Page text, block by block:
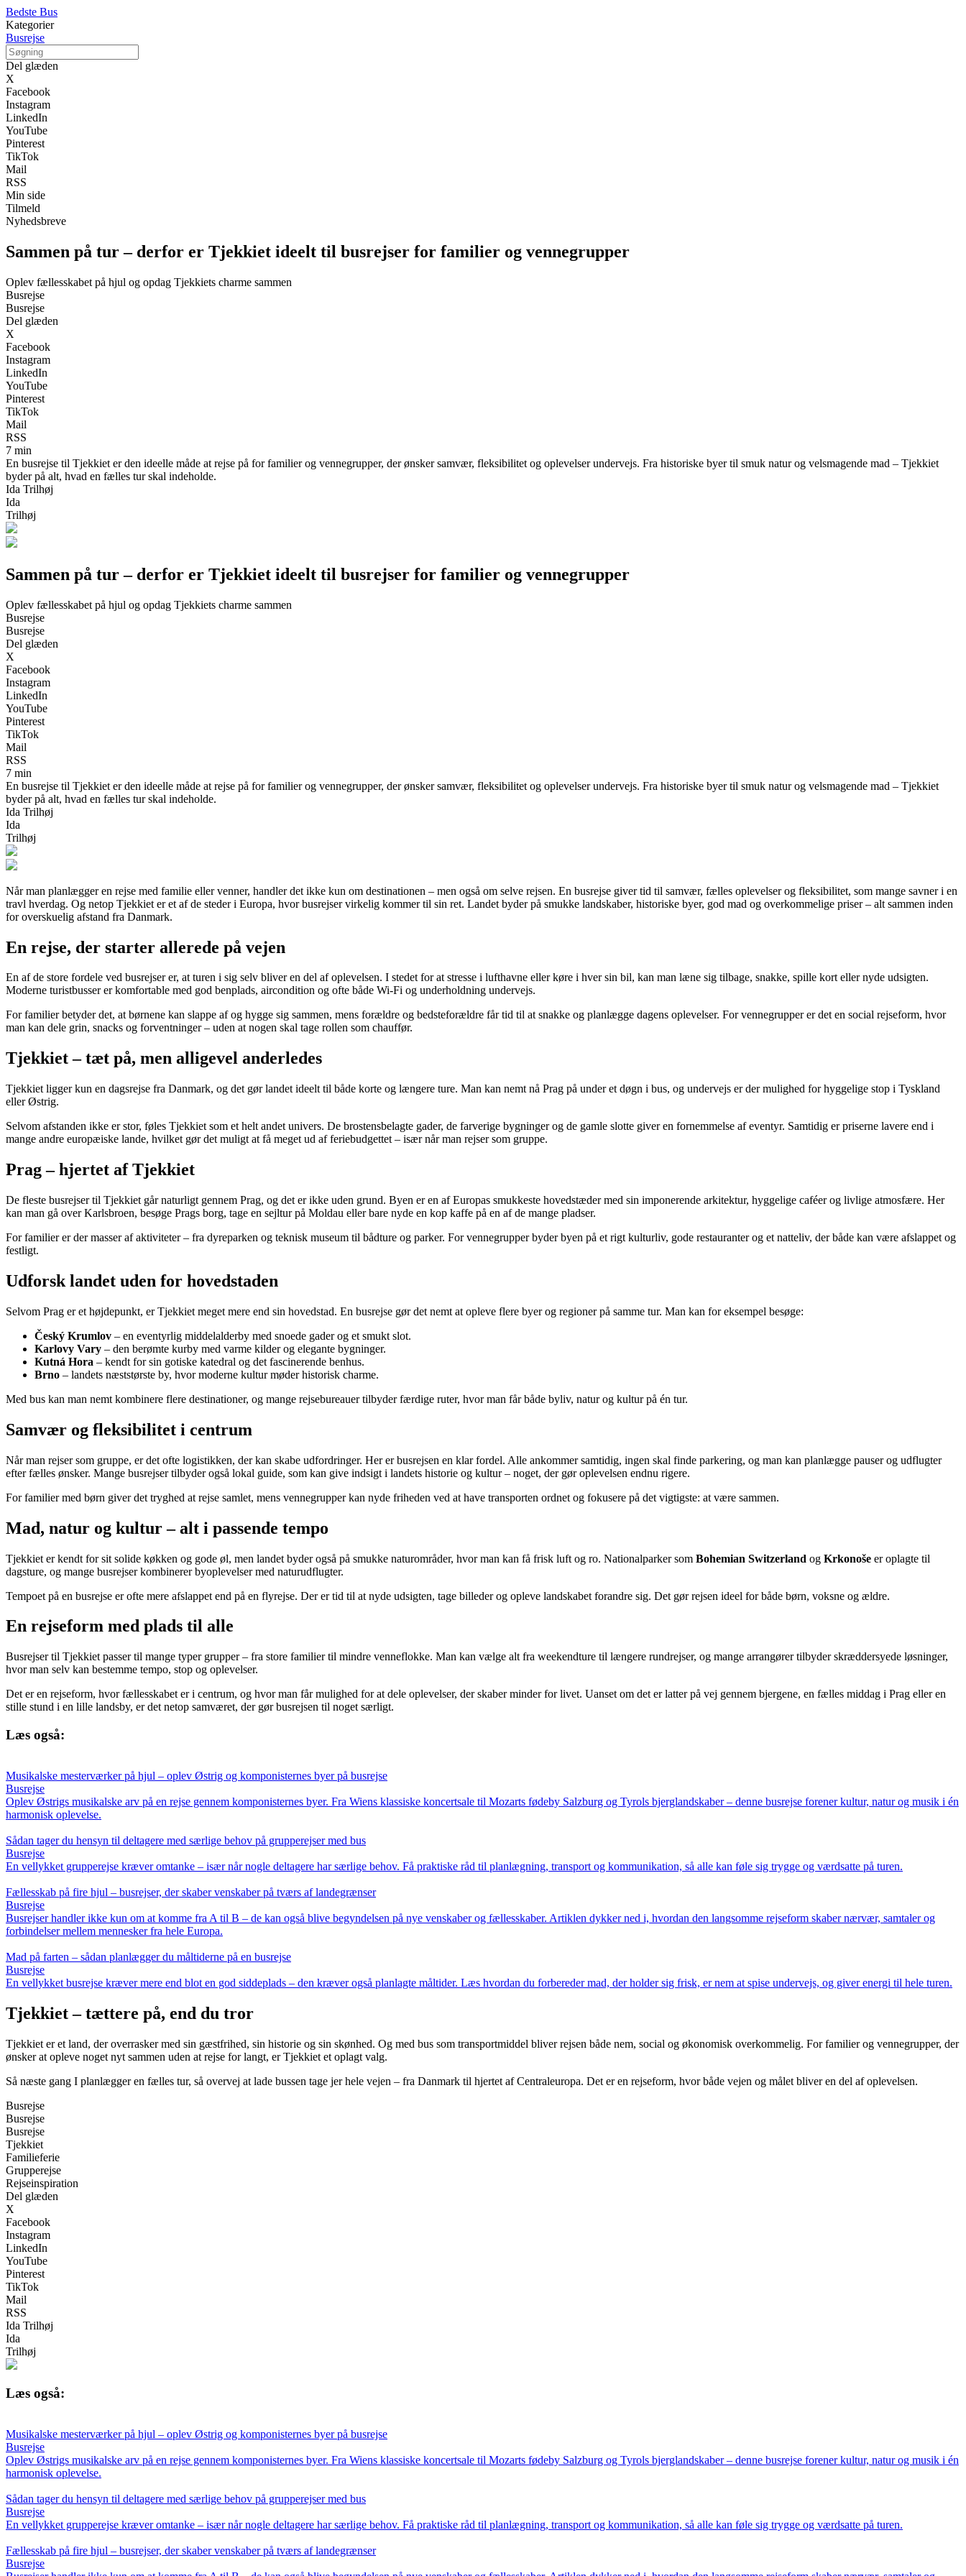
Bedste Bus
Kategorier
Busrejse
Del glæden
X
Facebook
Instagram
LinkedIn
YouTube
Pinterest
TikTok
Mail
RSS
Min side
Tilmeld
Nyhedsbreve
Sammen på tur – derfor er Tjekkiet ideelt til busrejser for familier og vennegrupper
Oplev fællesskabet på hjul og opdag Tjekkiets charme sammen
Busrejse
Busrejse
Del glæden
X
Facebook
Instagram
LinkedIn
YouTube
Pinterest
TikTok
Mail
RSS
7 min
En busrejse til Tjekkiet er den ideelle måde at rejse på for familier og vennegrupper, der ønsker samvær, fleksibilitet og oplevelser undervejs. Fra historiske byer til smuk natur og velsmagende mad – Tjekkiet
byder på alt, hvad en fælles tur skal indeholde.
Ida Trilhøj
Ida
Trilhøj
Sammen på tur – derfor er Tjekkiet ideelt til busrejser for familier og vennegrupper
Oplev fællesskabet på hjul og opdag Tjekkiets charme sammen
Busrejse
Busrejse
Del glæden
X
Facebook
Instagram
LinkedIn
YouTube
Pinterest
TikTok
Mail
RSS
7 min
En busrejse til Tjekkiet er den ideelle måde at rejse på for familier og vennegrupper, der ønsker samvær, fleksibilitet og oplevelser undervejs. Fra historiske byer til smuk natur og velsmagende mad – Tjekkiet
byder på alt, hvad en fælles tur skal indeholde.
Ida Trilhøj
Ida
Trilhøj
Når man planlægger en rejse med familie eller venner, handler det ikke kun om destinationen – men også om selve rejsen. En busrejse giver tid til samvær, fælles oplevelser og fleksibilitet, som mange savner i en
travl hverdag. Og netop Tjekkiet er et af de steder i Europa, hvor busrejser virkelig kommer til sin ret. Landet byder på smukke landskaber, historiske byer, god mad og overkommelige priser – alt sammen inden
for overskuelig afstand fra Danmark.
En rejse, der starter allerede på vejen
En af de store fordele ved busrejser er, at turen i sig selv bliver en del af oplevelsen. I stedet for at stresse i lufthavne eller køre i hver sin bil, kan man læne sig tilbage, snakke, spille kort eller nyde udsigten.
Moderne turistbusser er komfortable med god benplads, aircondition og ofte både Wi-Fi og underholdning undervejs.
For familier betyder det, at børnene kan slappe af og hygge sig sammen, mens forældre og bedsteforældre får tid til at snakke og planlægge dagens oplevelser. For vennegrupper er det en social rejseform, hvor
man kan dele grin, snacks og forventninger – uden at nogen skal tage rollen som chauffør.
Tjekkiet – tæt på, men alligevel anderledes
Tjekkiet ligger kun en dagsrejse fra Danmark, og det gør landet ideelt til både korte og længere ture. Man kan nemt nå Prag på under et døgn i bus, og undervejs er der mulighed for hyggelige stop i Tyskland
eller Østrig.
Selvom afstanden ikke er stor, føles Tjekkiet som et helt andet univers. De brostensbelagte gader, de farverige bygninger og de gamle slotte giver en fornemmelse af eventyr. Samtidig er priserne lavere end i
mange andre europæiske lande, hvilket gør det muligt at få meget ud af feriebudgettet – især når man rejser som gruppe.
Prag – hjertet af Tjekkiet
De fleste busrejser til Tjekkiet går naturligt gennem Prag, og det er ikke uden grund. Byen er en af Europas smukkeste hovedstæder med sin imponerende arkitektur, hyggelige caféer og livlige atmosfære. Her
kan man gå over Karlsbroen, besøge Prags borg, tage en sejltur på Moldau eller bare nyde en kop kaffe på en af de mange pladser.
For familier er der masser af aktiviteter – fra dyreparken og teknisk museum til bådture og parker. For vennegrupper byder byen på et rigt kulturliv, gode restauranter og et natteliv, der både kan være afslappet og
festligt.
Udforsk landet uden for hovedstaden
Selvom Prag er et højdepunkt, er Tjekkiet meget mere end sin hovedstad. En busrejse gør det nemt at opleve flere byer og regioner på samme tur. Man kan for eksempel besøge:
Český Krumlov – en eventyrlig middelalderby med snoede gader og et smukt slot.
Karlovy Vary – den berømte kurby med varme kilder og elegante bygninger.
Kutná Hora – kendt for sin gotiske katedral og det fascinerende benhus.
Brno – landets næststørste by, hvor moderne kultur møder historisk charme.
Med bus kan man nemt kombinere flere destinationer, og mange rejsebureauer tilbyder færdige ruter, hvor man får både byliv, natur og kultur på én tur.
Samvær og fleksibilitet i centrum
Når man rejser som gruppe, er det ofte logistikken, der kan skabe udfordringer. Her er busrejsen en klar fordel. Alle ankommer samtidig, ingen skal finde parkering, og man kan planlægge pauser og udflugter
efter fælles ønsker. Mange busrejser tilbyder også lokal guide, som kan give indsigt i landets historie og kultur – noget, der gør oplevelsen endnu rigere.
For familier med børn giver det tryghed at rejse samlet, mens vennegrupper kan nyde friheden ved at have transporten ordnet og fokusere på det vigtigste: at være sammen.
Mad, natur og kultur – alt i passende tempo
Tjekkiet er kendt for sit solide køkken og gode øl, men landet byder også på smukke naturområder, hvor man kan få frisk luft og ro. Nationalparker som Bohemian Switzerland og Krkonoše er oplagte til
dagsture, og mange busrejser kombinerer byoplevelser med naturudflugter.
Tempoet på en busrejse er ofte mere afslappet end på en flyrejse. Der er tid til at nyde udsigten, tage billeder og opleve landskabet forandre sig. Det gør rejsen ideel for både børn, voksne og ældre.
En rejseform med plads til alle
Busrejser til Tjekkiet passer til mange typer grupper – fra store familier til mindre venneflokke. Man kan vælge alt fra weekendture til længere rundrejser, og mange arrangører tilbyder skræddersyede løsninger,
hvor man selv kan bestemme tempo, stop og oplevelser.
Det er en rejseform, hvor fællesskabet er i centrum, og hvor man får mulighed for at dele oplevelser, der skaber minder for livet. Uanset om det er latter på vej gennem bjergene, en fælles middag i Prag eller en
stille stund i en lille landsby, er det netop samværet, der gør busrejsen til noget særligt.
Læs også:
Musikalske mesterværker på hjul – oplev Østrig og komponisternes byer på busrejse
Busrejse
Oplev Østrigs musikalske arv på en rejse gennem komponisternes byer. Fra Wiens klassiske koncertsale til Mozarts fødeby Salzburg og Tyrols bjerglandskaber – denne busrejse forener kultur, natur og musik i én
harmonisk oplevelse.
Sådan tager du hensyn til deltagere med særlige behov på grupperejser med bus
Busrejse
En vellykket grupperejse kræver omtanke – især når nogle deltagere har særlige behov. Få praktiske råd til planlægning, transport og kommunikation, så alle kan føle sig trygge og værdsatte på turen.
Fællesskab på fire hjul – busrejser, der skaber venskaber på tværs af landegrænser
Busrejse
Busrejser handler ikke kun om at komme fra A til B – de kan også blive begyndelsen på nye venskaber og fællesskaber. Artiklen dykker ned i, hvordan den langsomme rejseform skaber nærvær, samtaler og
forbindelser mellem mennesker fra hele Europa.
Mad på farten – sådan planlægger du måltiderne på en busrejse
Busrejse
En vellykket busrejse kræver mere end blot en god siddeplads – den kræver også planlagte måltider. Læs hvordan du forbereder mad, der holder sig frisk, er nem at spise undervejs, og giver energi til hele turen.
Tjekkiet – tættere på, end du tror
Tjekkiet er et land, der overrasker med sin gæstfrihed, sin historie og sin skønhed. Og med bus som transportmiddel bliver rejsen både nem, social og økonomisk overkommelig. For familier og vennegrupper, der
ønsker at opleve noget nyt sammen uden at rejse for langt, er Tjekkiet et oplagt valg.
Så næste gang I planlægger en fælles tur, så overvej at lade bussen tage jer hele vejen – fra Danmark til hjertet af Centraleuropa. Det er en rejseform, hvor både vejen og målet bliver en del af oplevelsen.
Busrejse
Busrejse
Busrejse
Tjekkiet
Familieferie
Grupperejse
Rejseinspiration
Del glæden
X
Facebook
Instagram
LinkedIn
YouTube
Pinterest
TikTok
Mail
RSS
Ida Trilhøj
Ida
Trilhøj
Læs også:
Musikalske mesterværker på hjul – oplev Østrig og komponisternes byer på busrejse
Busrejse
Oplev Østrigs musikalske arv på en rejse gennem komponisternes byer. Fra Wiens klassiske koncertsale til Mozarts fødeby Salzburg og Tyrols bjerglandskaber – denne busrejse forener kultur, natur og musik i én
harmonisk oplevelse.
Sådan tager du hensyn til deltagere med særlige behov på grupperejser med bus
Busrejse
En vellykket grupperejse kræver omtanke – især når nogle deltagere har særlige behov. Få praktiske råd til planlægning, transport og kommunikation, så alle kan føle sig trygge og værdsatte på turen.
Fællesskab på fire hjul – busrejser, der skaber venskaber på tværs af landegrænser
Busrejse